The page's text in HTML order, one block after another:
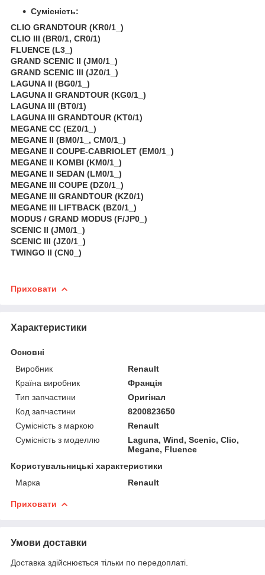
Сумісність:
CLIO GRANDTOUR (KR0/1_)
CLIO III (BR0/1, CR0/1)
FLUENCE (L3_)
GRAND SCENIC II (JM0/1_)
GRAND SCENIC III (JZ0/1_)
LAGUNA II (BG0/1_)
LAGUNA II GRANDTOUR (KG0/1_)
LAGUNA III (BT0/1)
LAGUNA III GRANDTOUR (KT0/1)
MEGANE CC (EZ0/1_)
MEGANE II (BM0/1_, CM0/1_)
MEGANE II COUPE-CABRIOLET (EM0/1_)
MEGANE II KOMBI (KM0/1_)
MEGANE II SEDAN (LM0/1_)
MEGANE III COUPE (DZ0/1_)
MEGANE III GRANDTOUR (KZ0/1)
MEGANE III LIFTBACK (BZ0/1_)
MODUS / GRAND MODUS (F/JP0_)
SCENIC II (JM0/1_)
SCENIC III (JZ0/1_)
TWINGO II (CN0_)
Приховати
Характеристики
Основні
Виробник
Renault
Країна виробник
Франція
Тип запчастини
Оригінал
Код запчастини
8200823650
Сумісність з маркою
Renault
Сумісність з моделлю
Laguna, Wind, Scenic, Clio,
Megane, Fluence
Користувальницькі характеристики
Марка
Renault
Приховати
Умови доставки
Доставка здійснюється тільки по передоплаті.